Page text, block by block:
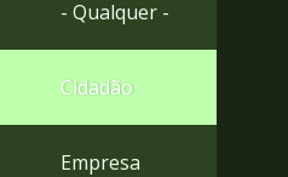
rodapé
- Qualquer -
Cidadão
Empresa